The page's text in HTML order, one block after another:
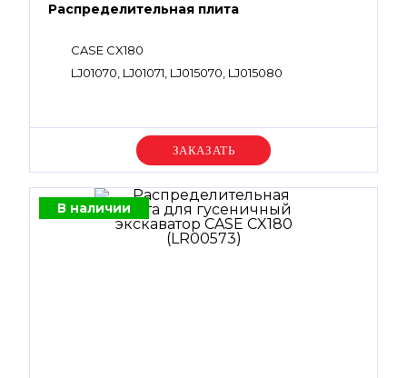
Распределительная плита
CASE CX180
LJ01070, LJ01071, LJ015070, LJ015080
Уточняйте цену
В наличии